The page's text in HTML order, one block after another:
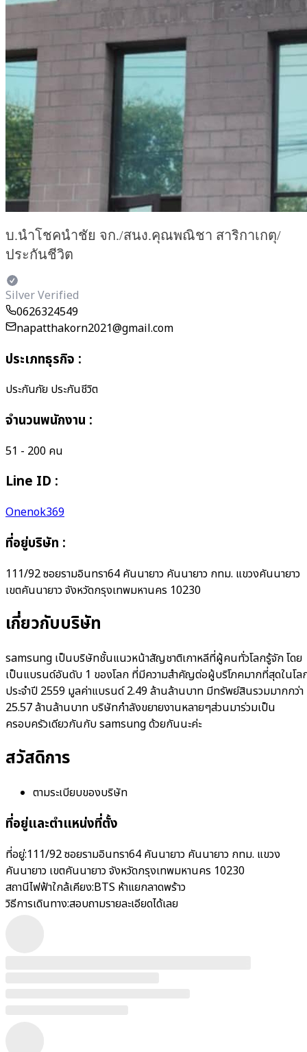
บ.นำโชคนำชัย จก./สนง.คุณพณิชา สาริกาเกตุ/
ประกันชีวิต
Silver Verified
0626324549
napatthakorn2021@gmail.com
ประเภทธุรกิจ :
ประกันภัย ประกันชีวิต
จำนวนพนักงาน :
51 - 200 คน
Line ID :
Onenok369
ที่อยู่บริษัท :
111/92 ซอยรามอินทรา64 คันนายาว คันนายาว กทม. แขวงคันนายาว
เขตคันนายาว จังหวัดกรุงเทพมหานคร 10230
เกี่ยวกับบริษัท
samsung เป็นบริษัทชั้นแนวหน้าสัญชาติเกาหลีที่ผู้คนทั่วโลกรู้จัก โดย
เป็นแบรนด์อันดับ 1 ของโลก ที่มีความสำคัญต่อผู้บริโภคมากที่สุดในโล
ประจำปี 2559 มูลค่าแบรนด์ 2.49 ล้านล้านบาท มีทรัพย์สินรวมมากกว่า
25.57 ล้านล้านบาท บริษัทกำลังขยายงานหลายๆส่วนมาร่วมเป็น
ครอบครัวเดียวกันกับ samsung ด้วยกันนะค่ะ
สวัสดิการ
ตามระเบียบของบริษัท
ที่อยู่และตำแหน่งที่ตั้ง
ที่อยู่:111/92 ซอยรามอินทรา64 คันนายาว คันนายาว กทม. แขวง
คันนายาว เขตคันนายาว จังหวัดกรุงเทพมหานคร 10230
สถานีไฟฟ้าใกล้เคียง:BTS ห้าแยกลาดพร้าว
วิธีการเดินทาง:สอบถามรายละเอียดได้เลย